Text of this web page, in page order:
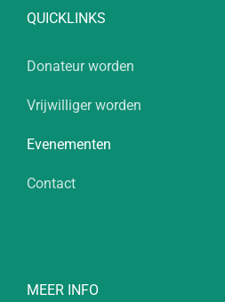
QUICKLINKS
Donateur worden
Vrijwilliger worden
Evenementen
Contact
MEER INFO